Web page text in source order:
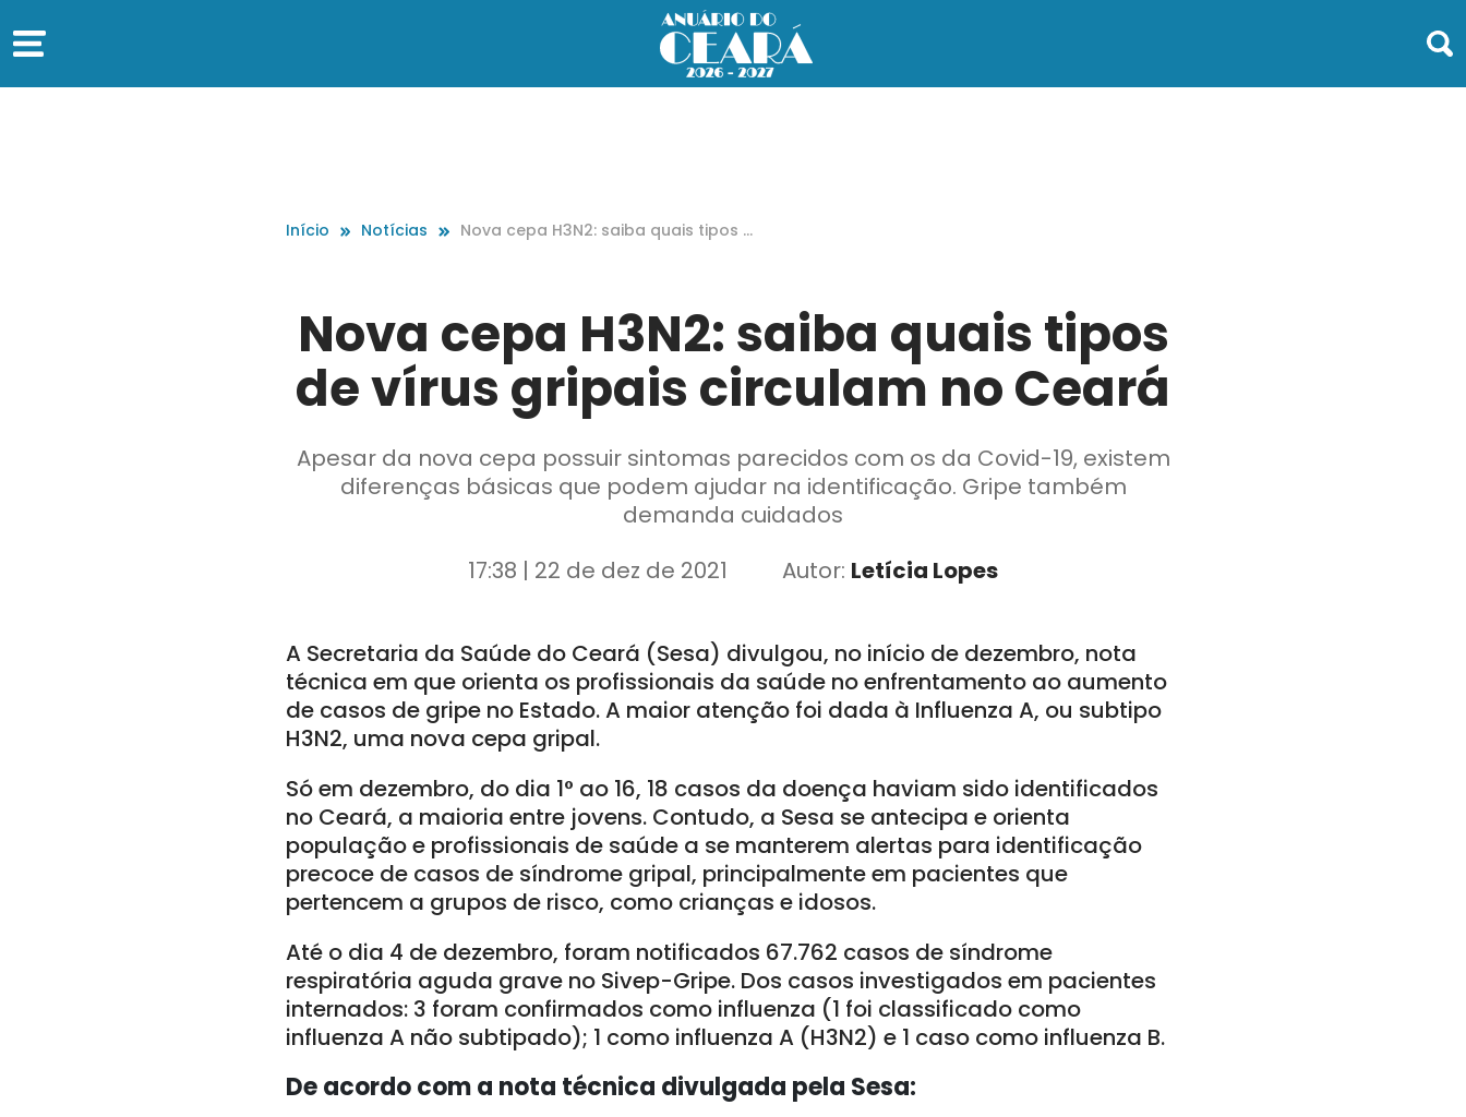
Início Notícias
Nova cepa H3N2: saiba quais tipos d
Nova cepa H3N2: saiba quais tipos
de vírus gripais circulam no Ceará
Apesar da nova cepa possuir sintomas parecidos com os da Covid-19, existem
diferenças básicas que podem ajudar na identificação. Gripe também
demanda cuidados
17:38 | 22 de dez de 2021
Autor: Letícia Lopes
A Secretaria da Saúde do Ceará (Sesa) divulgou, no início de dezembro, nota
técnica em que orienta os profissionais da saúde no enfrentamento ao aumento
de casos de gripe no Estado. A maior atenção foi dada à Influenza A, ou subtipo
H3N2, uma nova cepa gripal.
Só em dezembro, do dia 1° ao 16, 18 casos da doença haviam sido identificados
no Ceará, a maioria entre jovens. Contudo, a Sesa se antecipa e orienta
população e profissionais de saúde a se manterem alertas para identificação
precoce de casos de síndrome gripal, principalmente em pacientes que
pertencem a grupos de risco, como crianças e idosos.
Até o dia 4 de dezembro, foram notificados 67.762 casos de síndrome
respiratória aguda grave no Sivep-Gripe. Dos casos investigados em pacientes
internados: 3 foram confirmados como influenza (1 foi classificado como
influenza A não subtipado); 1 como influenza A (H3N2) e 1 caso como influenza B.
De acordo com a nota técnica divulgada pela Sesa: